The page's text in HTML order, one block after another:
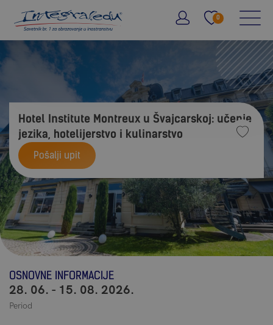
0
Hotel Institute Montreux u Švajcarskoj: učenje
jezika, hotelijerstvo i kulinarstvo
Pošalji upit
OSNOVNE INFORMACIJE
28. 06. - 15. 08. 2026.
Period